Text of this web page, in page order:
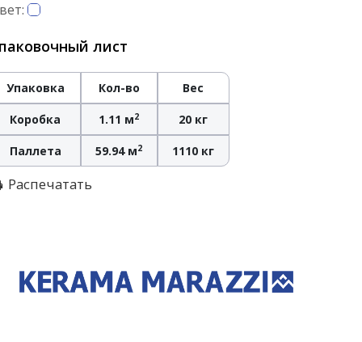
лист
Упаковка Кол-во Вес
Коробка 1.11 м2 20 кг
Паллета 59.94 м2 1110 кг
Распечатать